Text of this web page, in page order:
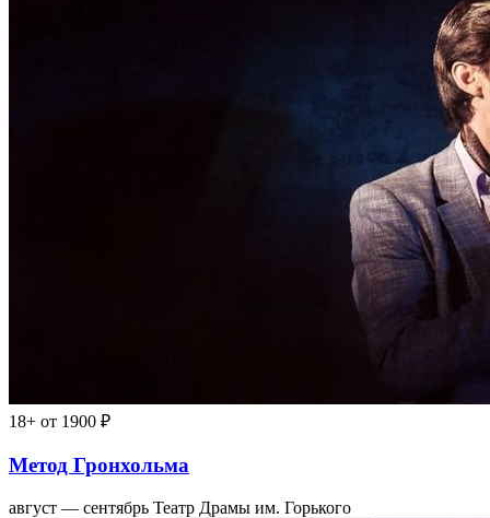
18+ от 1900 ₽
Метод Гронхольма
август — сентябрь Театр Драмы им. Горького